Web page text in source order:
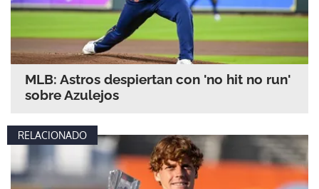
MLB: Astros despiertan con 'no hit no run'
sobre Azulejos
RELACIONADO